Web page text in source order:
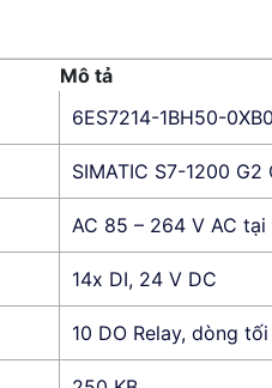
Mô tả
6ES7214-1BH50-0XB0
SIMATIC S7-1200 G2
AC 85 – 264 V AC
14x DI, 24 V DC
10 DO Relay, dòng